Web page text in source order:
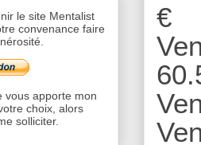
€
le site Mentalist
convenance faire
vous apporte mon
choix, alors
solliciter.